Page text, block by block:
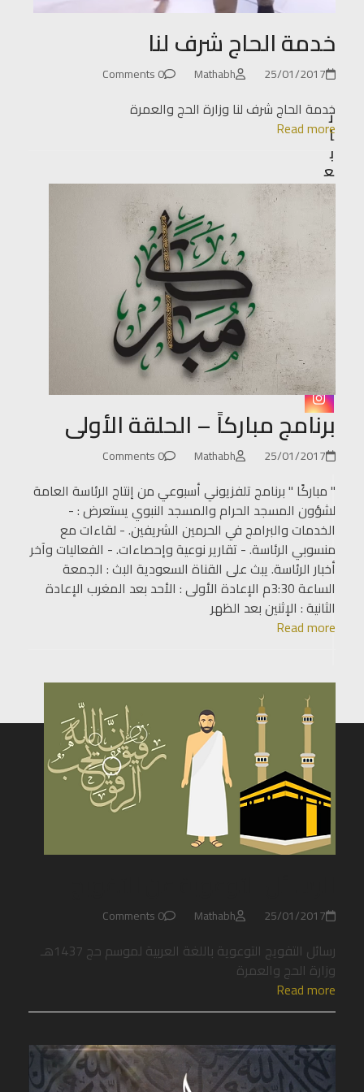
خدمة الحاج شرف لنا
25/01/2017
Mathabh
0 Comments
خدمة الحاج شرف لنا وزارة الحج والعمرة
Read more
برنامج مباركاً – الحلقة الأولى
25/01/2017
Mathabh
0 Comments
" مباركًا " برنامج تلفزيوني أسبوعي من إنتاج الرئاسة العامة
لشؤون المسجد الحرام والمسجد النبوي يستعرض : -
الخدمات والبرامج في الحرمين الشريفين. - لقاءات مع
منسوبي الرئاسة. - تقارير نوعية وإحصاءات. - الفعاليات وآخر
أخبار الرئاسة. يبث على القناة السعودية البث : الجمعة
الساعة 3:30م الإعادة الأولى : الأحد بعد المغرب الإعادة
الثانية : الإثنين بعد الظهر
Read more
25/01/2017
Mathabh
0 Comments
رسائل التفويج التوعوية باللغة العربية لموسم حج 1437هـ
وزارة الحج والعمرة
Read more
ت
ا
ب
ع
و
ن
Facebook
Whatsapp
YouTube
Instagram
الرئيسية
عن
مثابة
مثابة
الإحصائي
إتصل